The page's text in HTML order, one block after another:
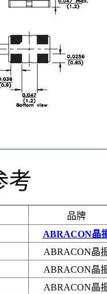
考
品牌
ABRACON晶
ABRACON晶
ABRACON晶
ABRACON晶